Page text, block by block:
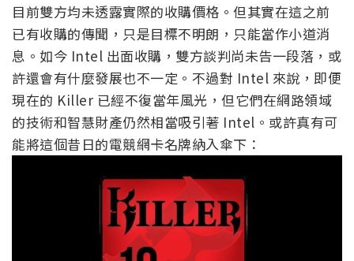
目前雙方均未透露實際的收購價格。但其實在這之前
已有收購的傳聞，只是目標不明朗，只能當作小道消
息。如今 Intel 出面收購，雙方談判尚未告一段落，或
許還會有什麼發展也不一定。不過對 Intel 來說，即便
現在的 Killer 已經不復當年風光，但它們在網路領域
的技術和智慧財產仍然相當吸引著 Intel。或許真有可
能將這個昔日的電競網卡名牌納入傘下：